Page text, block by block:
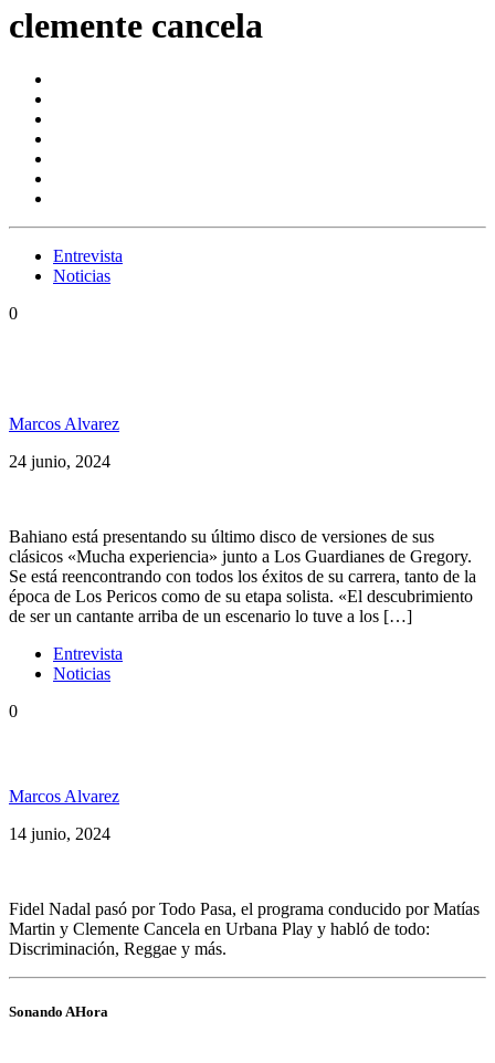
clemente cancela
Entrevista
Noticias
0
Marcos Alvarez
24 junio, 2024
Bahiano está presentando su último disco de versiones de sus
clásicos «Mucha experiencia» junto a Los Guardianes de Gregory.
Se está reencontrando con todos los éxitos de su carrera, tanto de la
época de Los Pericos como de su etapa solista. «El descubrimiento
de ser un cantante arriba de un escenario lo tuve a los […]
Entrevista
Noticias
0
Marcos Alvarez
14 junio, 2024
Fidel Nadal pasó por Todo Pasa, el programa conducido por Matías
Martin y Clemente Cancela en Urbana Play y habló de todo:
Discriminación, Reggae y más.
Sonando AHora